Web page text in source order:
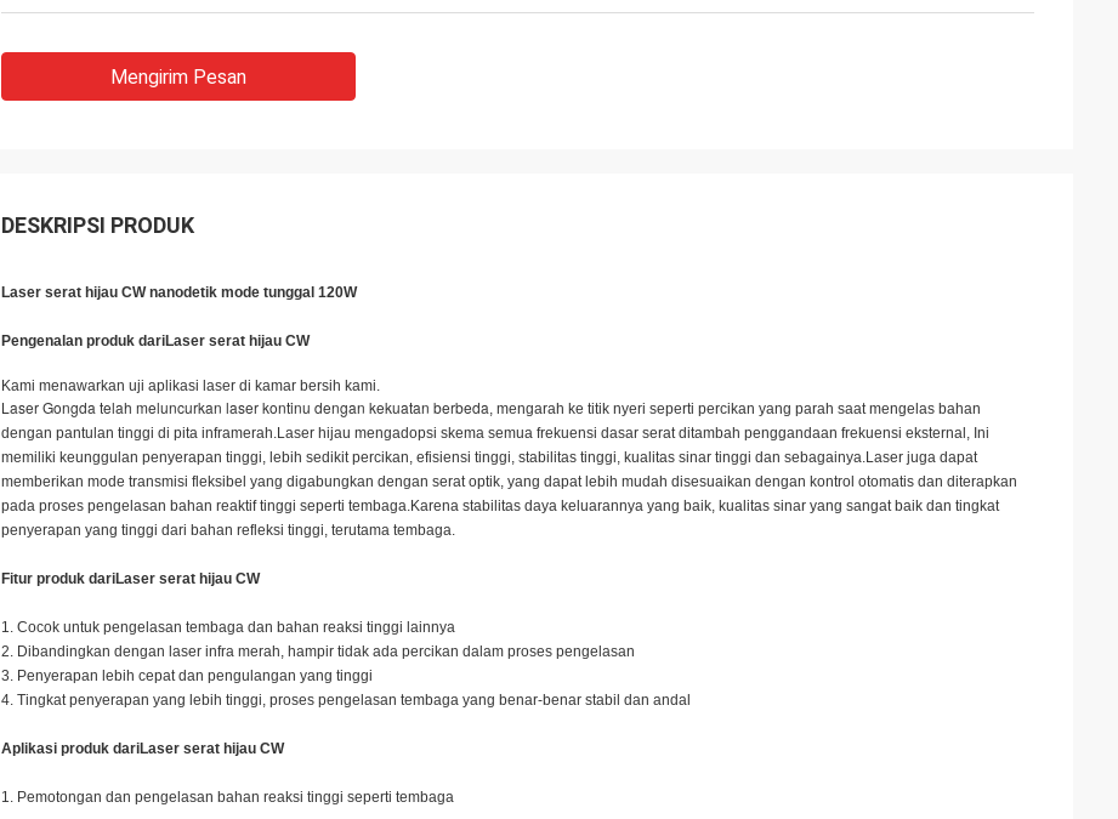
Mengirim Pesan
DESKRIPSI PRODUK
Laser serat hijau CW nanodetik mode tunggal 120W
Pengenalan produk dariLaser serat hijau CW
Kami menawarkan uji aplikasi laser di kamar bersih kami.
Laser Gongda telah meluncurkan laser kontinu dengan kekuatan berbeda, mengarah ke titik nyeri seperti percikan yang parah saat mengelas bahan
dengan pantulan tinggi di pita inframerah.Laser hijau mengadopsi skema semua frekuensi dasar serat ditambah penggandaan frekuensi eksternal, Ini
memiliki keunggulan penyerapan tinggi, lebih sedikit percikan, efisiensi tinggi, stabilitas tinggi, kualitas sinar tinggi dan sebagainya.Laser juga dapat
memberikan mode transmisi fleksibel yang digabungkan dengan serat optik, yang dapat lebih mudah disesuaikan dengan kontrol otomatis dan diterapkan
pada proses pengelasan bahan reaktif tinggi seperti tembaga.Karena stabilitas daya keluarannya yang baik, kualitas sinar yang sangat baik dan tingkat
penyerapan yang tinggi dari bahan refleksi tinggi, terutama tembaga.
Fitur produk dariLaser serat hijau CW
1. Cocok untuk pengelasan tembaga dan bahan reaksi tinggi lainnya
2. Dibandingkan dengan laser infra merah, hampir tidak ada percikan dalam proses pengelasan
3. Penyerapan lebih cepat dan pengulangan yang tinggi
4. Tingkat penyerapan yang lebih tinggi, proses pengelasan tembaga yang benar-benar stabil dan andal
Aplikasi produk dariLaser serat hijau CW
1. Pemotongan dan pengelasan bahan reaksi tinggi seperti tembaga